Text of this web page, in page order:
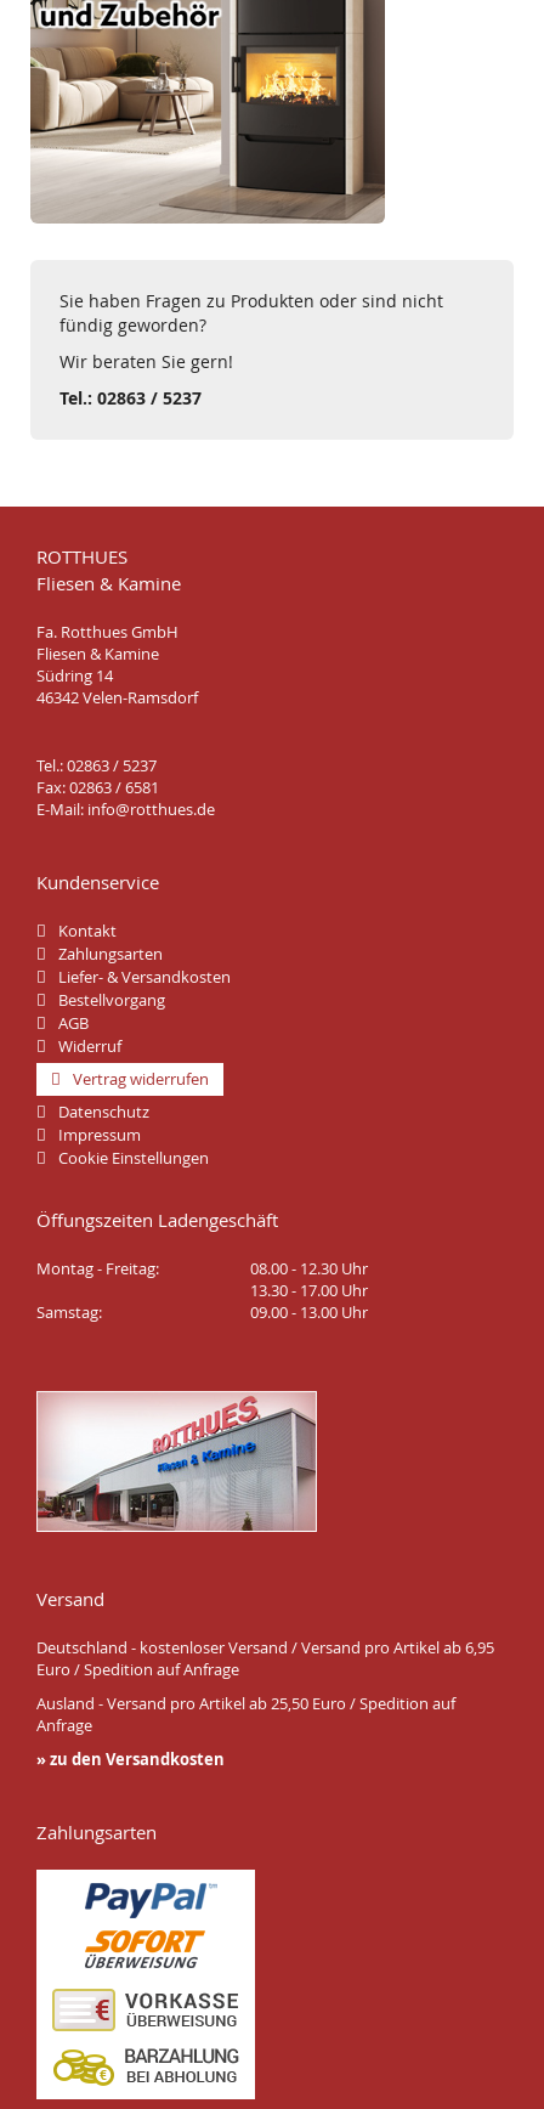
Sie haben Fragen zu Produkten oder sind nicht
fündig geworden?
Wir beraten Sie gern!
Tel.: 02863 / 5237
ROTTHUES
Fliesen & Kamine
Fa. Rotthues GmbH
Fliesen & Kamine
Südring 14
46342 Velen-Ramsdorf
Tel.: 02863 / 5237
Fax: 02863 / 6581
E-Mail: info@rotthues.de
Kundenservice
Kontakt
Zahlungsarten
Liefer- & Versandkosten
Bestellvorgang
AGB
Widerruf
Vertrag widerrufen
Datenschutz
Impressum
Cookie Einstellungen
Öffungszeiten Ladengeschäft
Montag - Freitag:
08.00 - 12.30 Uhr
13.30 - 17.00 Uhr
Samstag:
09.00 - 13.00 Uhr
Versand
Deutschland - kostenloser Versand / Versand pro Artikel ab 6,95
Euro / Spedition auf Anfrage
Ausland - Versand pro Artikel ab 25,50 Euro / Spedition auf
Anfrage
» zu den Versandkosten
Zahlungsarten